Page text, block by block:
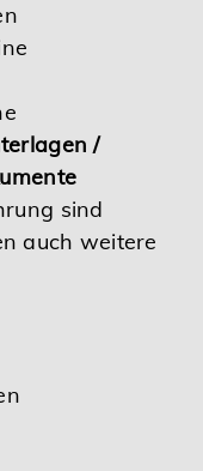
/
sind
auch weitere